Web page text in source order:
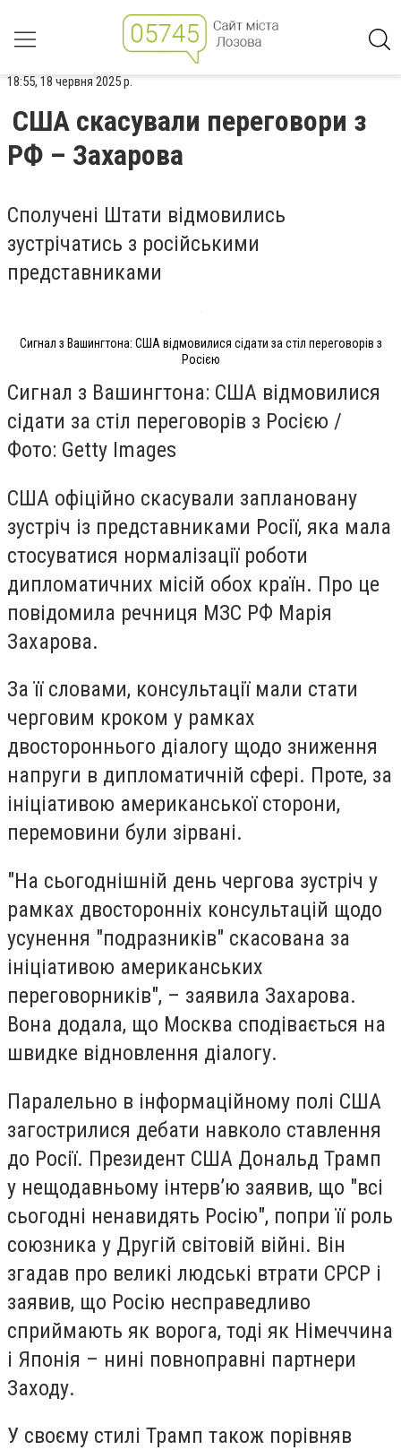
18:55, 18 червня 2025 р.
США скасували переговори з
РФ – Захарова
Сполучені Штати відмовились
зустрічатись з російськими
представниками
Сигнал з Вашингтона: США відмовилися сідати за стіл переговорів з
Росією
Сигнал з Вашингтона: США відмовилися
сідати за стіл переговорів з Росією /
Фото: Getty Images
США офіційно скасували заплановану
зустріч із представниками Росії, яка мала
стосуватися нормалізації роботи
дипломатичних місій обох країн. Про це
повідомила речниця МЗС РФ Марія
Захарова.
За її словами, консультації мали стати
черговим кроком у рамках
двостороннього діалогу щодо зниження
напруги в дипломатичній сфері. Проте, за
ініціативою американської сторони,
перемовини були зірвані.
"На сьогоднішній день чергова зустріч у
рамках двосторонніх консультацій щодо
усунення "подразників" скасована за
ініціативою американських
переговорників", – заявила Захарова.
Вона додала, що Москва сподівається на
швидке відновлення діалогу.
Паралельно в інформаційному полі США
загострилися дебати навколо ставлення
до Росії. Президент США Дональд Трамп
у нещодавньому інтерв’ю заявив, що "всі
сьогодні ненавидять Росію", попри її роль
союзника у Другій світовій війні. Він
згадав про великі людські втрати СРСР і
заявив, що Росію несправедливо
сприймають як ворога, тоді як Німеччина
і Японія – нині повноправні партнери
Заходу.
У своєму стилі Трамп також порівняв